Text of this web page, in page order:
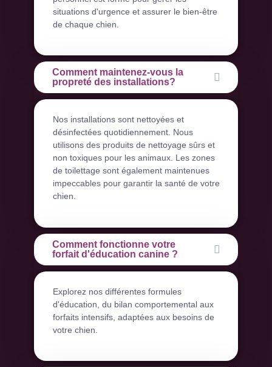
situations d'urgence et assurer le bien-être
de chaque chien.
Comment maintenez-vous la
propreté des installations?
Nos installations sont nettoyées et
désinfectées quotidiennement. Nous
utilisons des produits de nettoyage sûrs et
non toxiques pour les animaux. Les zones
de toilettage sont également maintenues
impeccables pour garantir la santé de votre
chien.
Comment fonctionne votre
forfait d'éducation canine ?
Explorez nos différentes formules
d'éducation, du bilan comportemental aux
forfaits intensifs, adaptées aux besoins de
votre chien.